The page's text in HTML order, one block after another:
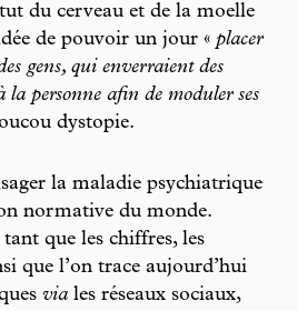
du cerveau et de la moelle
de pouvoir un jour « placer
gens, qui enverraient des
personne afin de moduler ses
dystopie.
la maladie psychiatrique
normative du monde.
que les chiffres, les
que l’on trace aujourd’hui
via les réseaux sociaux,